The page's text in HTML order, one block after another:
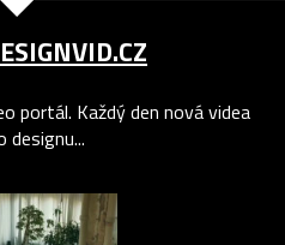
portál. Každý den nová videa
designu...